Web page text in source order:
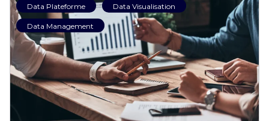
Data Plateforme Data Visualisation
Data Management